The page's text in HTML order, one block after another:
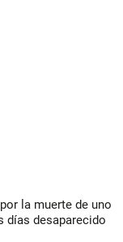
la muerte de uno
días desaparecido